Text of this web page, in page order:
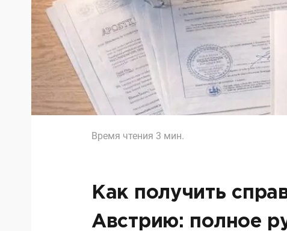
Время чтения 3 мин.
Как получить
Австрию: полное